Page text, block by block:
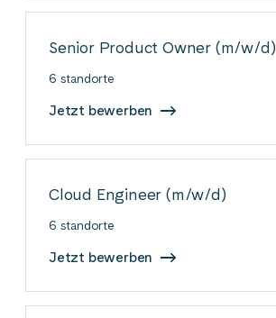
Senior Product Owner (m/w/d)
6 standorte
Jetzt bewerben
Cloud Engineer (m/w/d)
6 standorte
Jetzt bewerben